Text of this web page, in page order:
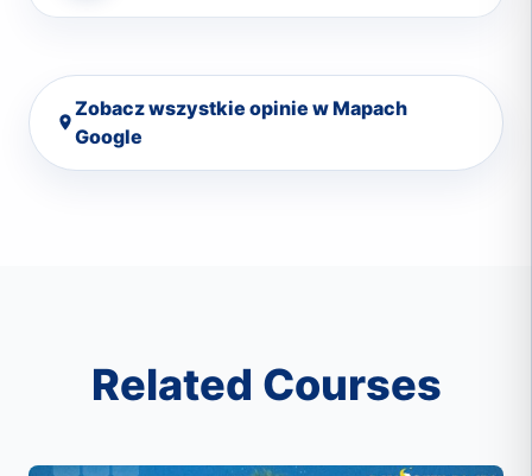
dnia, gdy nurkowaliśmy z chłopakami czułam
sprawdzany jest kilkukrotnie. Żadnych obaw
Zobacz wszystkie opinie w Mapach
Google
Related Courses